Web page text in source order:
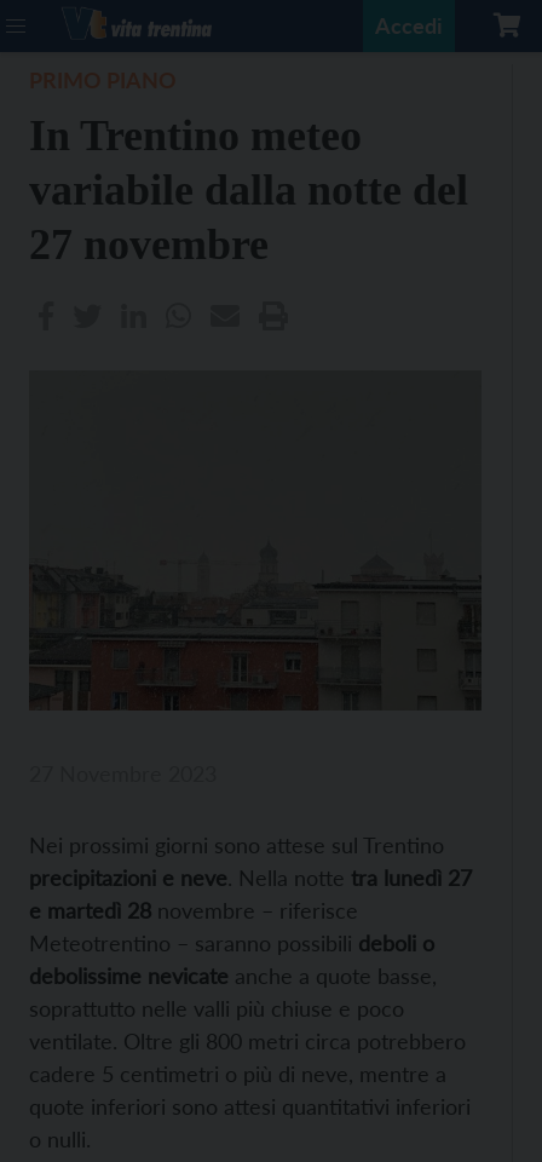
Accedi
In Trentino meteo
variabile dalla notte del
27 novembre
Nei prossimi giorni sono attese sul Trentino
precipitazioni e neve. Nella notte tra lunedì 27
e martedì 28 novembre – riferisce
Meteotrentino – saranno possibili deboli o
debolissime nevicate anche a quote basse,
soprattutto nelle valli più chiuse e poco
ventilate. Oltre gli 800 metri circa potrebbero
cadere 5 centimetri o più di neve, mentre a
quote inferiori sono attesi quantitativi inferiori
o nulli.